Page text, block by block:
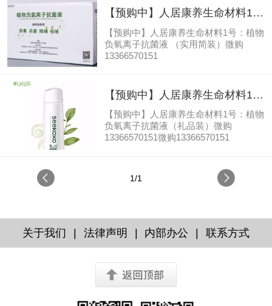
色，是世界罕见的珍禽极品。现有1300
多年的养殖历史。羽毛皮肉都是黑色，
生的蛋是绿色，妇女坐月子...
色，是世界罕见的珍禽极品。现有1300
多年的养殖历史。羽毛皮肉都是黑色，
生的蛋是绿色，妇女坐月子，做药引
子，内含丰富的黑色素、氨基酸和黑色
胶体，被谓"中国黑宝"、"鸡中珍
视。90年代初，经过多方验证，此黑精
灵即为《本草纲目》中记载的"五黑鸡对
慢性营养不良型水肿、肝炎、胃...
【预购中】人居康养生命材料1
号：植物负氧离子抗菌液（实用
简装）
【预购中】人居康养生命材料1号：植物
负氧离子抗菌液 （实用简装）微购
13366570151
【预购中】人居康养生命材料1
号：植物负氧离子抗菌液（礼品
装）
【预购中】人居康养生命材料1号：植物
负氧离子抗菌液（礼品装）微购
13366570151微购13366570151
1/1
关于我们 | 法律声明 | 内部办公 | 联系方式